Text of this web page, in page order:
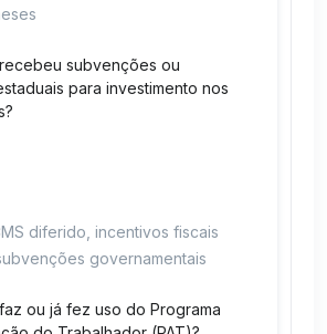
subvenções ou
para investimento nos
diferido, incentivos fiscais
governamentais
ou já fez uso do Programa